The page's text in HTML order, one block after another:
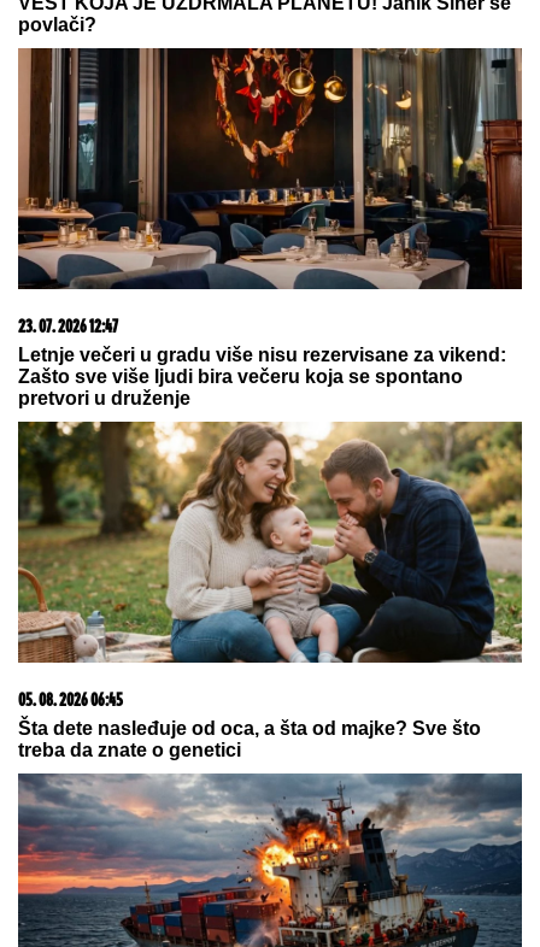
SELI SE U STAN SA BIVŠOM ŽENOMGlumac nakon
razvoda doneo neobičnu odluku, a sada pokazao
kako napreduju renovacije: "Nadgledanje"
Gotovo: Reprezentativac Srbije ima
novi klub u Premijer ligi
OVO SU DO SADA POTVRĐENI
UČESNICI ELITE 10!Filip Car se
vraća da se "penzioniše", a sprema
se i žestoka osveta